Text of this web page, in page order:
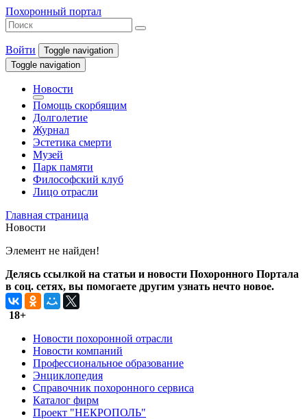
Похоронный портал
Войти
Toggle navigation
Toggle navigation
Новости
Помощь скорбящим
Долголетие
Журнал
Эстетика смерти
Музей
Парк памяти
Философский клуб
Лицо отрасли
Главная страница
Новости
Элемент не найден!
Делясь ссылкой на статьи и новости Похоронного Портала
в соц. сетях, вы помогаете другим узнать нечто новое.
18+
Новости похоронной отрасли
Новости компаний
Профессиональное образование
Энциклопедия
Справочник похоронного сервиса
Каталог фирм
Проект "НЕКРОПОЛЬ"